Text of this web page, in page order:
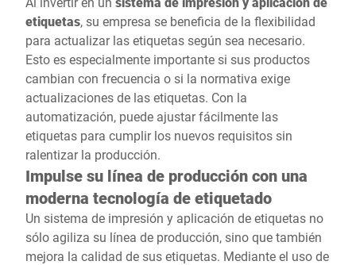
etiquetas, su empresa se beneficia de la flexibilidad
para actualizar las etiquetas según sea necesario.
Esto es especialmente importante si sus productos
cambian con frecuencia o si la normativa exige
actualizaciones de las etiquetas. Con la
automatización, puede ajustar fácilmente las
etiquetas para cumplir los nuevos requisitos sin
ralentizar la producción.
Impulse su línea de producción con una
moderna tecnología de etiquetado
Un sistema de impresión y aplicación de etiquetas no
sólo agiliza su línea de producción, sino que también
mejora la calidad de sus etiquetas. Mediante el uso de